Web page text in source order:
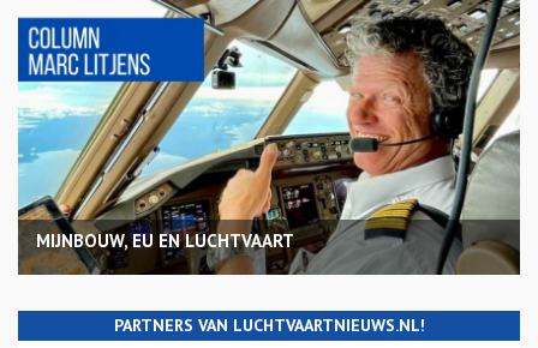
MIJNBOUW, EU EN LUCHTVAART
PARTNERS VAN LUCHTVAARTNIEUWS.NL!